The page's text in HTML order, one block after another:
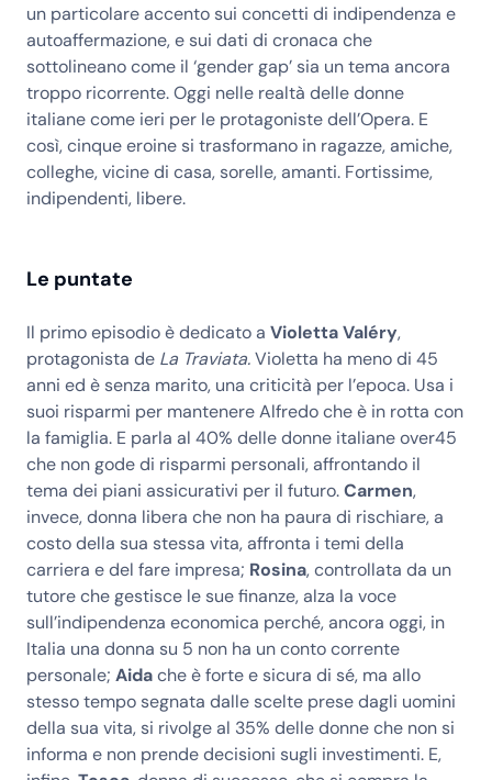
un particolare accento sui concetti di indipendenza e
autoaffermazione, e sui dati di cronaca che
sottolineano come il ‘gender gap’ sia un tema ancora
troppo ricorrente. Oggi nelle realtà delle donne
italiane come ieri per le protagoniste dell’Opera. E
così, cinque eroine si trasformano in ragazze, amiche,
colleghe, vicine di casa, sorelle, amanti. Fortissime,
indipendenti, libere.
Le puntate
Il primo episodio è dedicato a Violetta Valéry,
protagonista de La Traviata.Violetta ha meno di 45
anni ed è senza marito, una criticità per l’epoca. Usa i
suoi risparmi per mantenere Alfredo che è in rotta con
la famiglia. E parla al 40% delle donne italiane over45
che non gode di risparmi personali, affrontando il
tema dei piani assicurativi per il futuro.Carmen,
invece, donna libera che non ha paura di rischiare, a
costo della sua stessa vita, affronta i temi della
carriera e del fare impresa; Rosina, controllata da un
tutore che gestisce le sue finanze, alza la voce
sull’indipendenza economica perché, ancora oggi, in
Italia una donna su 5 non ha un conto corrente
personale; Aidache è forte e sicura di sé, ma allo
stesso tempo segnata dalle scelte prese dagli uomini
della sua vita, si rivolge al 35% delle donne che non si
informa e non prende decisioni sugli investimenti. E,